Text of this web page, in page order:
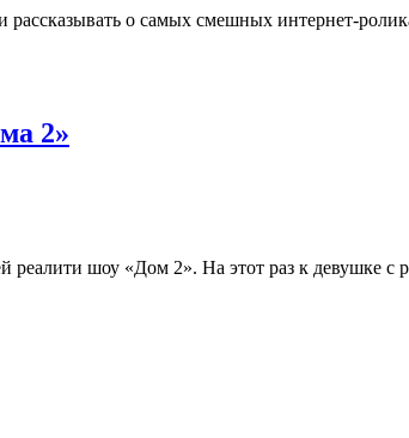
о самых смешных интернет-
2»
реалити шоу «Дом 2». На этот раз к девушке